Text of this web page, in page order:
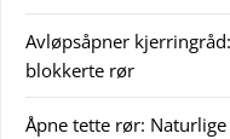
Avløpsåpner
blokkerte rør
Åpne tette rør: